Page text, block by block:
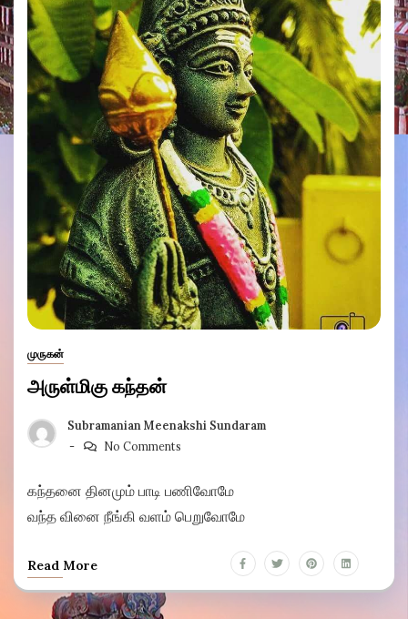
முருகன்
அருள்மிகு கந்தன்
Subramanian Meenakshi Sundaram
No Comments
கந்தனை தினமும் பாடி பணிவோமே
வந்த வினை நீங்கி வளம் பெறுவோமே
Read More